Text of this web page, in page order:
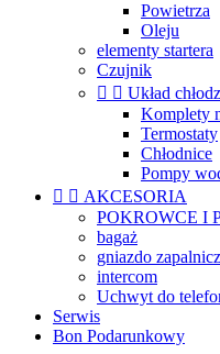
Powietrza
Oleju
elementy startera
Czujnik
  Układ
Komplety
Termostaty
Chłodnice
Pompy
  AKCESORIA
POKROWCE I
bagaż
gniazdo
intercom
Uchwyt do
Serwis
Bon Podarunkowy